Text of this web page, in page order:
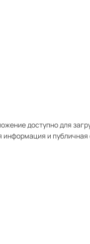
доступно для
информация и